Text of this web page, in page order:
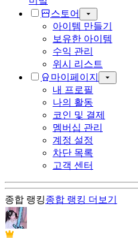
스토어
아이템 만들기
보유한 아이템
수익 관리
위시 리스트
마이페이지
내 프로필
나의 활동
코인 및 결제
멤버십 관리
계정 설정
차단 목록
고객 센터
종합 랭킹종합 랭킹 더보기